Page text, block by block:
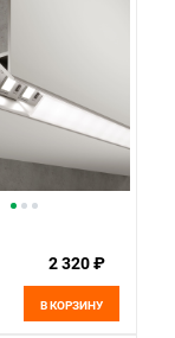
2 320 ₽
В КОРЗИНУ